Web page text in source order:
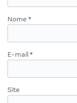
Nome *
E-mail *
Site